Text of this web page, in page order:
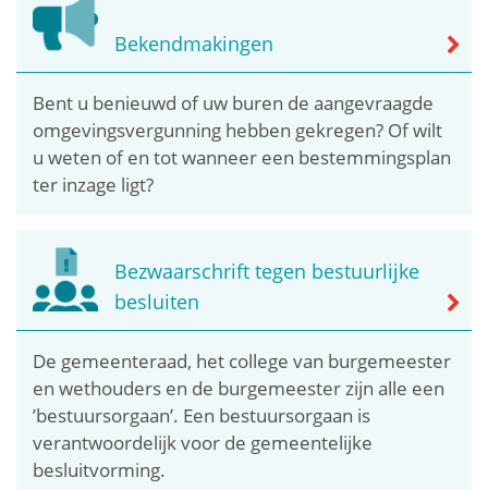
Bekendmakingen
Bent u benieuwd of uw buren de aangevraagde
omgevingsvergunning hebben gekregen? Of wilt
u weten of en tot wanneer een bestemmingsplan
ter inzage ligt?
Bezwaarschrift tegen bestuurlijke
besluiten
De gemeenteraad, het college van burgemeester
en wethouders en de burgemeester zijn alle een
’bestuursorgaan’. Een bestuursorgaan is
verantwoordelijk voor de gemeentelijke
besluitvorming.